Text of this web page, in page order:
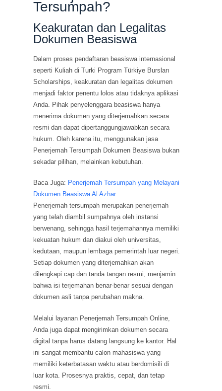
Tersumpah?
Keakuratan dan Legalitas
Dokumen Beasiswa
Dalam proses pendaftaran beasiswa internasional
seperti Kuliah di Turki Program Türkiye Bursları
Scholarships, keakuratan dan legalitas dokumen
menjadi faktor penentu lolos atau tidaknya aplikasi
Anda. Pihak penyelenggara beasiswa hanya
menerima dokumen yang diterjemahkan secara
resmi dan dapat dipertanggungjawabkan secara
hukum. Oleh karena itu, menggunakan jasa
Penerjemah Tersumpah Dokumen Beasiswa bukan
sekadar pilihan, melainkan kebutuhan.
Baca Juga: Penerjemah Tersumpah yang Melayani
Dokumen Beasiswa Al Azhar
Penerjemah tersumpah merupakan penerjemah
yang telah diambil sumpahnya oleh instansi
berwenang, sehingga hasil terjemahannya memiliki
kekuatan hukum dan diakui oleh universitas,
kedutaan, maupun lembaga pemerintah luar negeri.
Setiap dokumen yang diterjemahkan akan
dilengkapi cap dan tanda tangan resmi, menjamin
bahwa isi terjemahan benar-benar sesuai dengan
dokumen asli tanpa perubahan makna.
Melalui layanan Penerjemah Tersumpah Online,
Anda juga dapat mengirimkan dokumen secara
digital tanpa harus datang langsung ke kantor. Hal
ini sangat membantu calon mahasiswa yang
memiliki keterbatasan waktu atau berdomisili di
luar kota. Prosesnya praktis, cepat, dan tetap
resmi.